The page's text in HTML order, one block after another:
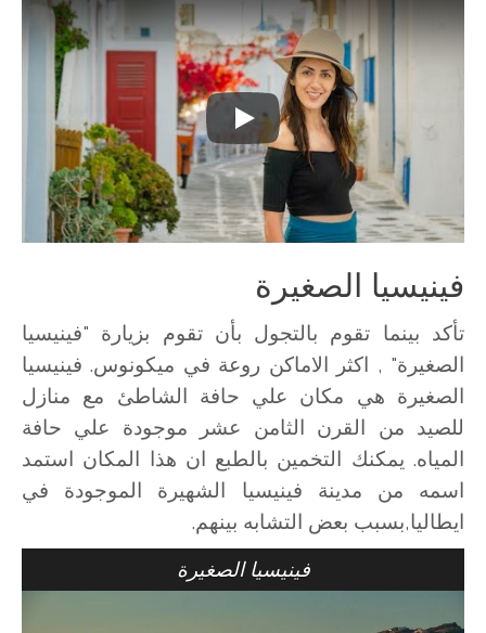
Play
فينيسيا الصغيرة
تأكد بينما تقوم بالتجول بأن تقوم بزيارة "فينيسيا
الصغيرة" , اكثر الاماكن روعة في ميكونوس. فينيسيا
الصغيرة هي مكان علي حافة الشاطئ مع منازل
للصيد من القرن الثامن عشر موجودة علي حافة
المياه. يمكنك التخمين بالطبع ان هذا المكان استمد
اسمه من مدينة فينيسيا الشهيرة الموجودة في
ايطاليا,بسبب بعض التشابه بينهم.
فينيسيا الصغيرة